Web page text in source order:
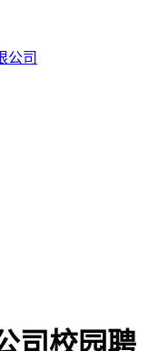
司校园聘